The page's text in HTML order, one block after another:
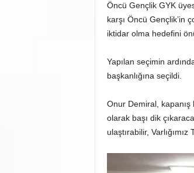
Öncü Gençlik GYK
karşı Öncü Gençlik’in
iktidar olma hedefini
Yapılan seçimin
başkanlığına seçildi.
Onur Demiral,
olarak başı dik
ulaştırabilir,